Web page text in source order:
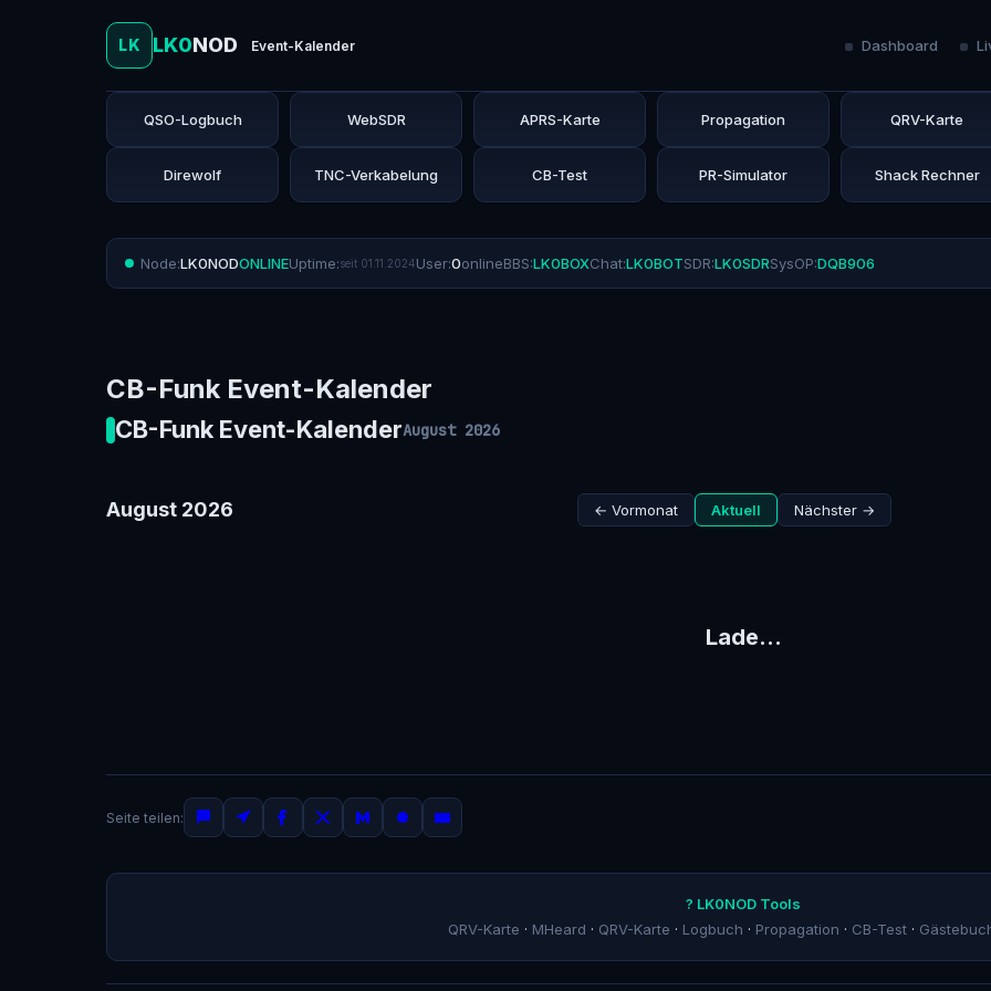
LK LK0NOD Event-Kalender Dashboard
QSO-Logbuch WebSDR APRS-Karte Propagation QRV-Karte
Direwolf TNC-Verkabelung CB-Test PR-Simulator Shack Rechner
Node:LK0NODONLINEUptime:seit 01.11.2024User:0onlineBBS:LK0BOXChat:LK0BOTSDR:LK0SDRSysOP:DQB906
CB-Funk Event-Kalender
CB-Funk Event-KalenderAugust 2026
August 2026 ← Vormonat Aktuell Nächster →
Lade…
Seite teilen:
? LK0NOD Tools
QRV-Karte · MHeard · QRV-Karte · Logbuch · Propagation · CB-Test ·